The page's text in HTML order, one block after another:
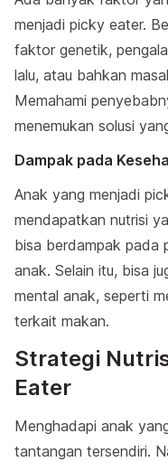
menjadi picky eater.
faktor genetik,
lalu, atau bahkan
Memahami
menemukan solusi
Dampak pada
Anak yang menjadi
mendapatkan nutrisi
bisa berdampak pada
anak. Selain itu, bisa
mental anak, seperti
terkait makan.
Strategi
Eater
Menghadapi anak
tantangan tersendiri.